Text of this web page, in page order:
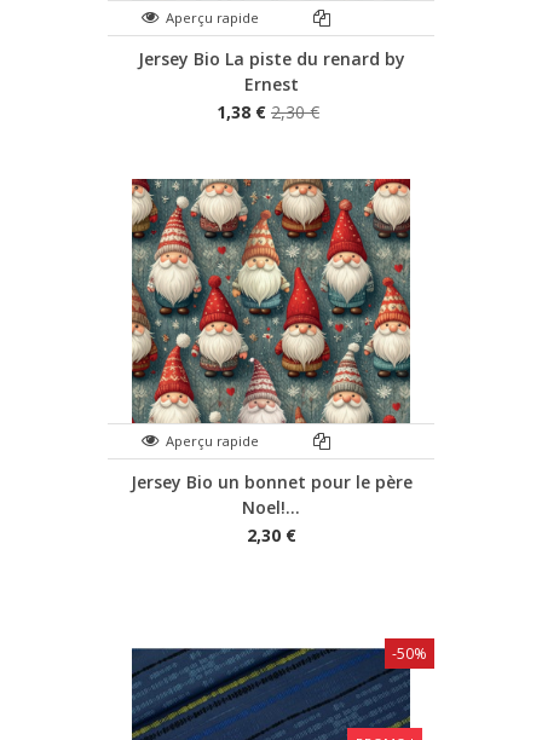
Aperçu rapide
Jersey Bio La piste du renard by
Ernest
1,38 € 2,30 €
Aperçu rapide
Jersey Bio un bonnet pour le père
Noel!...
2,30 €
-50%